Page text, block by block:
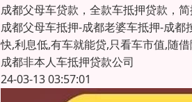
成都父母车贷款，全款车抵押贷款，
成都父母车抵押-成都老婆车抵押-成
快,利息低,有车就能贷,只看车市值,随
成都非本人车抵押贷款公司
24-03-13 03:57:01